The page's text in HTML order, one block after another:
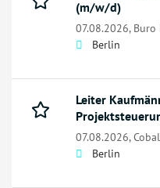
(m/w/d)
07.08.2026, Buro
Berlin
Leiter
07.08.2026,
Berlin